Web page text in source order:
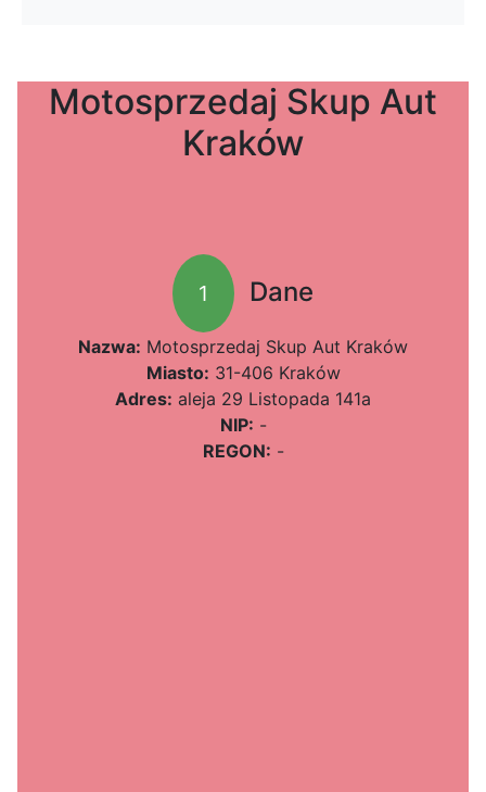
Motosprzedaj Skup Aut
Kraków
1 Dane
Nazwa: Motosprzedaj Skup Aut Kraków
Miasto: 31-406 Kraków
Adres: aleja 29 Listopada 141a
NIP: -
REGON: -